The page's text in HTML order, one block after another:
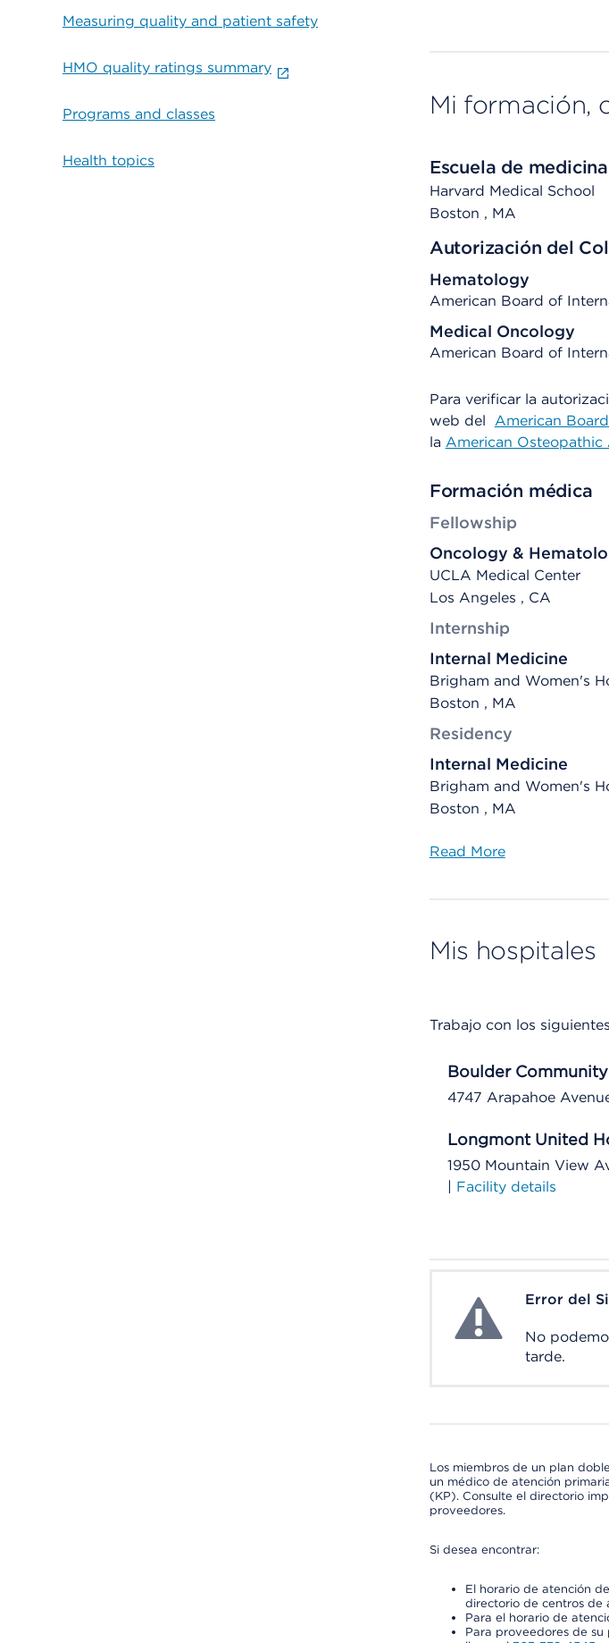
Measuring quality and patient safety
HMO quality ratings summary
Programs and classes
Health topics
Mi formación,
Escuela de medicina
Harvard Medical School
Boston , MA
Autorización del
Hematology
American Board of
Medical Oncology
American Board of
Para verificar la
web del American
la American Osteopathic
Formación médica
Fellowship
Oncology &
UCLA Medical Center
Los Angeles , CA
Internship
Internal Medicine
Brigham and Women's
Boston , MA
Residency
Internal Medicine
Brigham and Women's
Boston , MA
Read More
Mis hospitales
Trabajo con los
Boulder
4747 Arapahoe
Longmont United
1950 Mountain View
| Facility details
System ErrorError del
No
tarde.
Los miembros de un plan
un médico de atención
(KP). Consulte el directorio
proveedores.
Si desea encontrar:
El horario de atención
directorio de centros de
Para el horario de
Para proveedores de